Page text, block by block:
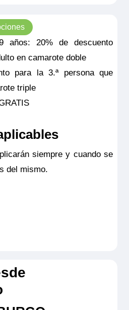
20% de descuento
en camarote doble
para la 3.ª persona que
triple
siempre y cuando se
del mismo.